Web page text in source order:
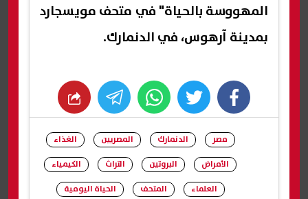
المهووسة بالحياة" في متحف مويسجارد
بمدينة آرهوس، في الدنمارك.
facebook
twitter
whats
مصر الدنمارك المصريين
الغذاء
الأمراض
البروتين التراث
الكيمياء
العلماء
المتحف
الحياة اليومية